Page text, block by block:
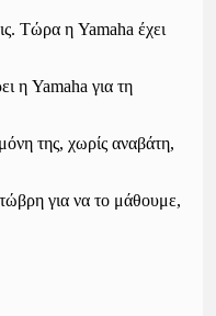
Τώρα η Yamaha έχει
η Yamaha για τη
της, χωρίς αναβάτη,
για να το μάθουμε,